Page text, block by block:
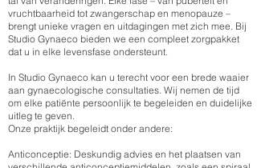
vruchtbaarheid tot zwangerschap en menopauze –
brengt unieke vragen en uitdagingen met zich mee. Bij
Studio Gynaeco bieden we een compleet zorgpakket
dat u in elke levensfase ondersteunt.
In Studio Gynaeco kan u terecht voor een brede waaier
aan gynaecologische consultaties. Wij nemen de tijd
om elke patiënte persoonlijk te begeleiden en duidelijke
uitleg te geven.
Onze praktijk begeleidt onder andere:
Anticonceptie: Deskundig advies en het plaatsen van